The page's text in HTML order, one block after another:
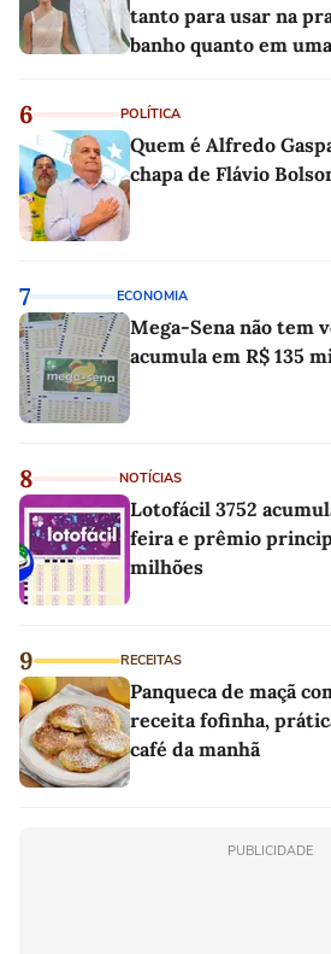
tanto para usar na
banho quanto em
6 POLÍTICA
Quem é Alfredo
chapa de Flávio
7 ECONOMIA
Mega-Sena não tem
acumula em R$ 135
8 NOTÍCIAS
Lotofácil 3752
feira e prêmio
milhões
9 RECEITAS
Panqueca de maçã
receita fofinha,
café da manhã
PUBLICIDADE